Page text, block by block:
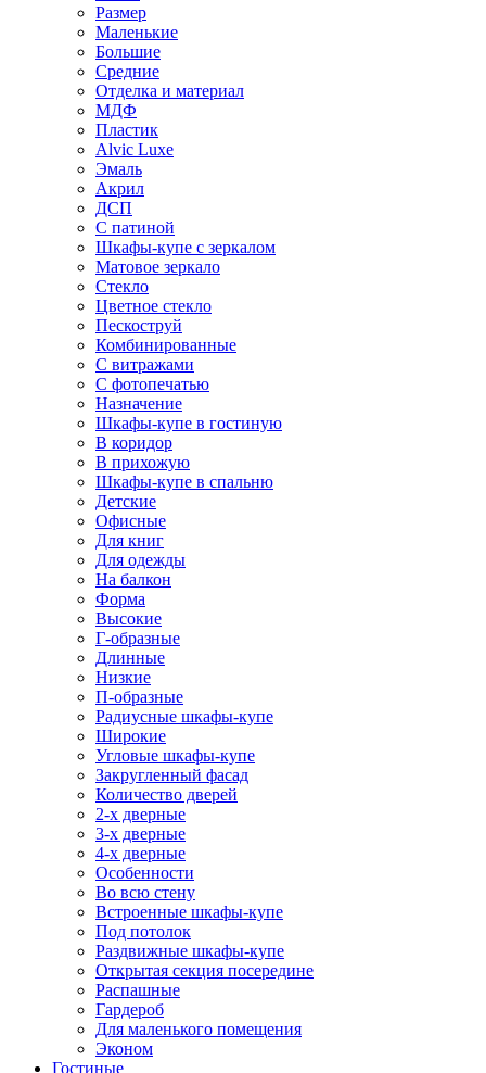
Размер
Маленькие
Большие
Средние
Отделка и материал
МДФ
Пластик
Alvic Luxe
Эмаль
Акрил
ДСП
С патиной
Шкафы-купе с зеркалом
Матовое зеркало
Стекло
Цветное стекло
Пескоструй
Комбинированные
С витражами
С фотопечатью
Назначение
Шкафы-купе в гостиную
В коридор
В прихожую
Шкафы-купе в спальню
Детские
Офисные
Для книг
Для одежды
На балкон
Форма
Высокие
Г-образные
Длинные
Низкие
П-образные
Радиусные шкафы-купе
Широкие
Угловые шкафы-купе
Закругленный фасад
Количество дверей
2-х дверные
3-х дверные
4-х дверные
Особенности
Во всю стену
Встроенные шкафы-купе
Под потолок
Раздвижные шкафы-купе
Открытая секция посередине
Распашные
Гардероб
Для маленького помещения
Эконом
Гостиные